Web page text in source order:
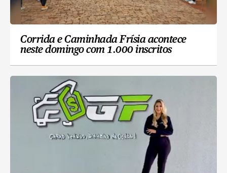
Corrida e Caminhada Frísia acontece
neste domingo com 1.000 inscritos